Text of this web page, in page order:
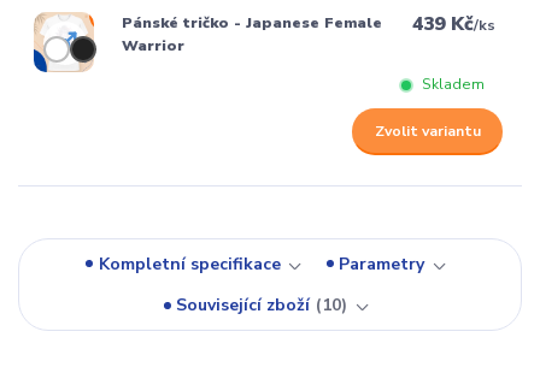
Pánské tričko - Japanese Female
Warrior
439 Kč/ks
Skladem
Zvolit variantu
Kompletní specifikace
Parametry
Související zboží
10